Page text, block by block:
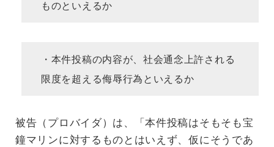
ものといえるか
・本件投稿の内容が、社会通念上許される
限度を超える侮辱行為といえるか
被告（プロバイダ）は、「本件投稿はそもそも宝
鐘マリンに対するものとはいえず、仮にそうであ